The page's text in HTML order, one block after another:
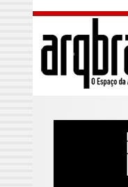
Skip to main content